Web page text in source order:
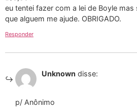
eu tentei fazer com a lei de Boyle
que alguem me ajude. OBRIGADO.
Responder
Unknown disse:
p/ Anônimo